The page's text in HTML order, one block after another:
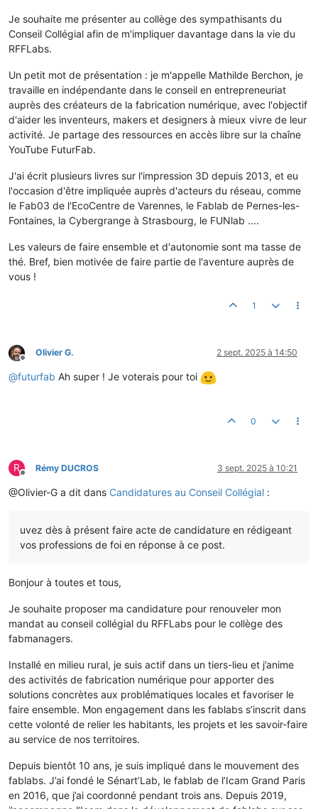
Je souhaite me présenter au collège des sympathisants du
Conseil Collégial afin de m'impliquer davantage dans la vie du
RFFLabs.
Un petit mot de présentation : je m'appelle Mathilde Berchon, je
travaille en indépendante dans le conseil en entrepreneuriat
auprès des créateurs de la fabrication numérique, avec l'objectif
d'aider les inventeurs, makers et designers à mieux vivre de leur
activité. Je partage des ressources en accès libre sur la chaîne
YouTube FuturFab.
J'ai écrit plusieurs livres sur l'impression 3D depuis 2013, et eu
l'occasion d'être impliquée auprès d'acteurs du réseau, comme
le Fab03 de l'EcoCentre de Varennes, le Fablab de Pernes-les-
Fontaines, la Cybergrange à Strasbourg, le FUNlab ....
Les valeurs de faire ensemble et d'autonomie sont ma tasse de
thé. Bref, bien motivée de faire partie de l'aventure auprès de
vous !
1
Hors-ligne
Olivier G. 2 sept. 2025 à 14:50
@futurfab Ah super ! Je voterais pour toi
0
R
Hors-ligne
Rémy DUCROS 3 sept. 2025 à 10:21
@Olivier-G a dit dans Candidatures au Conseil Collégial :
uvez dès à présent faire acte de candidature en rédigeant
vos professions de foi en réponse à ce post.
Bonjour à toutes et tous,
Je souhaite proposer ma candidature pour renouveler mon
mandat au conseil collégial du RFFLabs pour le collège des
fabmanagers.
Installé en milieu rural, je suis actif dans un tiers-lieu et j’anime
des activités de fabrication numérique pour apporter des
solutions concrètes aux problématiques locales et favoriser le
faire ensemble. Mon engagement dans les fablabs s’inscrit dans
cette volonté de relier les habitants, les projets et les savoir-faire
au service de nos territoires.
Depuis bientôt 10 ans, je suis impliqué dans le mouvement des
fablabs. J’ai fondé le Sénart’Lab, le fablab de l’Icam Grand Paris
en 2016, que j’ai coordonné pendant trois ans. Depuis 2019,